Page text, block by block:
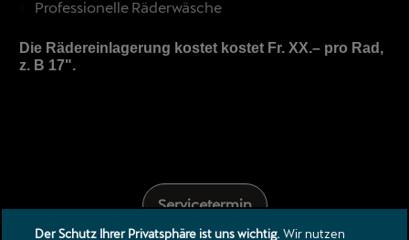
Professionelle Räderwäsche
Die Rädereinlagerung kostet kostet Fr. XX.– pro Rad,
z. B 17".
Servicetermin
Der Schutz Ihrer Privatsphäre ist uns wichtig. Wir nutzen